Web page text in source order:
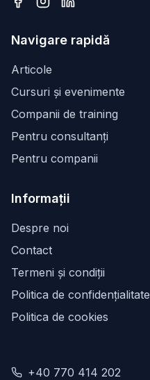
Navigare rapidă
Articole
Cursuri și evenimente
Companii de training
Pentru consultanți
Pentru companii
Informații
Despre noi
Contact
Termeni și condiții
Politica de confidențialitate
Politica de cookies
+40 770 414 202